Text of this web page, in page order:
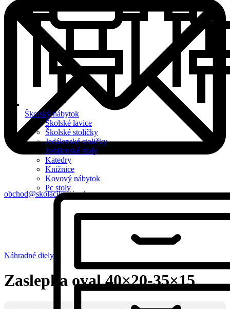
obchod@skolacikmajo.sk
Školský nábytok
Školské lavice
Školské stoličky
Jedálenské stoličky
Jedálenské stoly
Katedry
Knižnice
Kovový nábytok
Pc stoly
Náhradné diely
Zaslepka oval 40×20-35×15